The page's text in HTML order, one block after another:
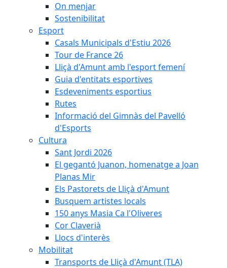
On menjar
Sostenibilitat
Esport
Casals Municipals d'Estiu 2026
Tour de France 26
Lliçà d'Amunt amb l'esport femení
Guia d'entitats esportives
Esdeveniments esportius
Rutes
Informació del Gimnàs del Pavelló
d'Esports
Cultura
Sant Jordi 2026
El gegantó Juanon, homenatge a Joan
Planas Mir
Els Pastorets de Lliçà d'Amunt
Busquem artistes locals
150 anys Masia Ca l'Oliveres
Cor Claverià
Llocs d'interès
Mobilitat
Transports de Lliçà d'Amunt (TLA)